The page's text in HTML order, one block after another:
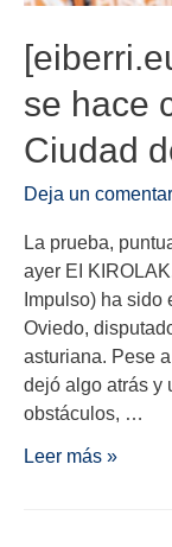
se hace
Ciudad
Deja un
La prueba,
ayer EI
Impulso) ha sido
Oviedo,
asturiana. Pese
dejó algo atrás y
obstáculos, …
Leer más »